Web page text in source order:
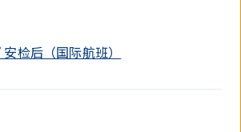
检后（国际航班）